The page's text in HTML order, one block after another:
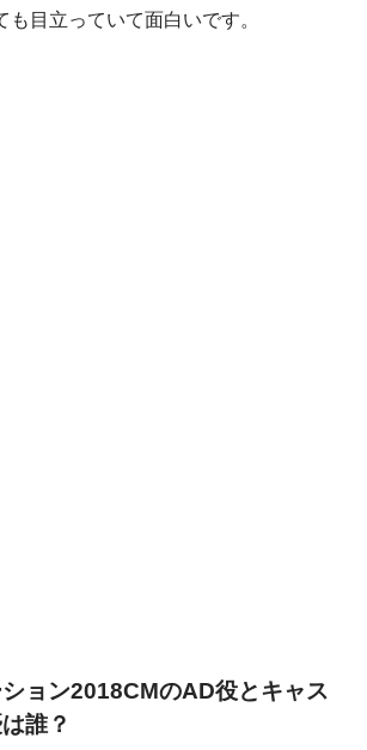
目立っていて面白いです。
ョン2018CMのAD役とキャス
誰？